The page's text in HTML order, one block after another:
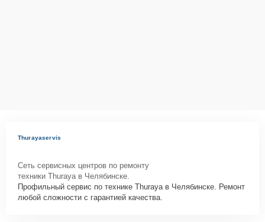
Thurayaservis
Сеть сервисных центров по ремонту
техники Thuraya в Челябинске.
Профильный сервис по технике Thuraya в Челябинске. Ремонт
любой сложности с гарантией качества.